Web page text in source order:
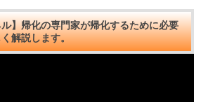
】帰化の専門家が帰化するために必要
解説します。